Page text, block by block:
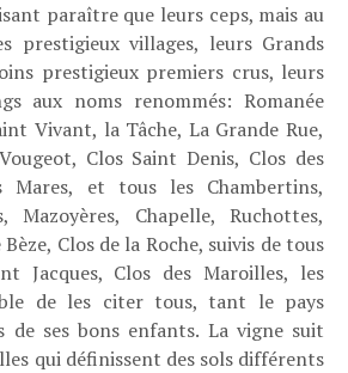
paraître que leurs ceps, mais au
prestigieux villages, leurs Grands
prestigieux premiers crus, leurs
aux noms renommés: Romanée
Vivant, la Tâche, La Grande Rue,
Clos Saint Denis, Clos des
Mares, et tous les Chambertins,
Mazoyères, Chapelle, Ruchottes,
Clos de la Roche, suivis de tous
Jacques, Clos des Maroilles, les
de les citer tous, tant le pays
de ses bons enfants. La vigne suit
qui définissent des sols différents